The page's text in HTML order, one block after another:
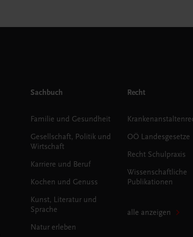
Sachbuch
Familie und Gesundheit
Gesellschaft, Politik und
Wirtschaft
Karriere und Beruf
Kochen und Genuss
Kunst, Literatur und
Sprache
Natur erleben
Recht
OÖ Landesgesetze
Recht Schulpraxis
Wissenschaftliche
Publikationen
alle anzeigen